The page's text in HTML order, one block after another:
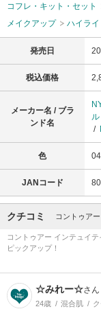
コフレ・キット・セット
メイクアップ
ハイライ
発売日
税込価格
メーカー名 / ブラ
ンド名
/
色
JANコード
クチコミ コントゥア
コントゥアー インテュイ
ピックアップ！
☆みれー☆さん
24歳 混合肌